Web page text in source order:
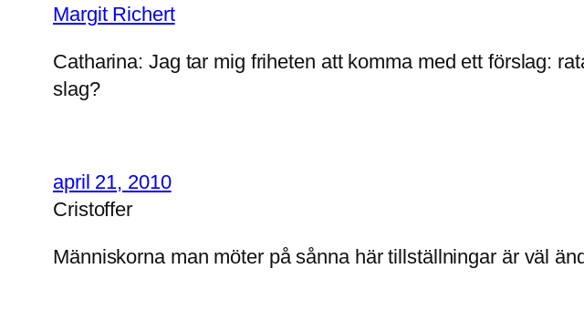
Margit Richert
Catharina: Jag tar mig friheten att komma med ett förslag:
slag?
april 21, 2010
Cristoffer
Människorna man möter på sånna här tillställningar är väl